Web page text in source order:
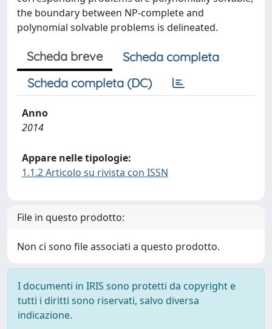
the boundary between NP-complete and
polynomial solvable problems is delineated.
Scheda breve
Scheda completa
Scheda completa (DC)
Anno
2014
Appare nelle tipologie:
1.1.2 Articolo su rivista con ISSN
File in questo prodotto:
Non ci sono file associati a questo prodotto.
I documenti in IRIS sono protetti da copyright e
tutti i diritti sono riservati, salvo diversa
indicazione.